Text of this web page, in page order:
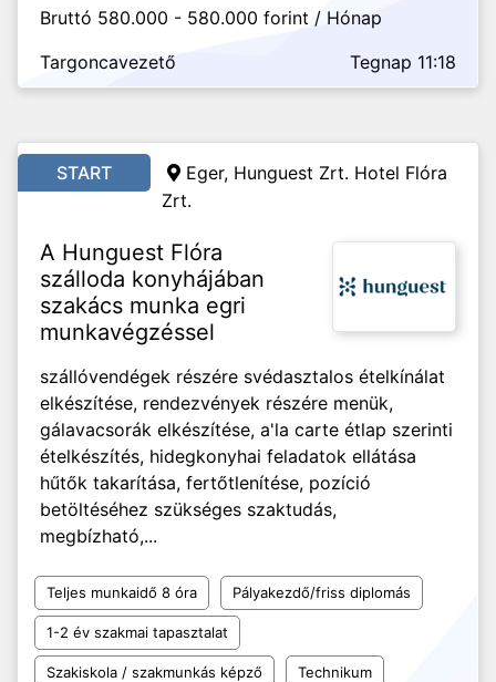
Bruttó 580.000 - 580.000 forint / Hónap
Targoncavezető
Tegnap 11:18
START
Eger, Hunguest Zrt. Hotel Flóra
Zrt.
A Hunguest Flóra
szálloda konyhájában
szakács munka egri
munkavégzéssel
szállóvendégek részére svédasztalos ételkínálat
elkészítése, rendezvények részére menük,
gálavacsorák elkészítése, a'la carte étlap szerinti
ételkészítés, hidegkonyhai feladatok ellátása
hűtők takarítása, fertőtlenítése, pozíció
betöltéséhez szükséges szaktudás,
megbízható,...
Teljes munkaidő 8 óra Pályakezdő/friss diplomás
1-2 év szakmai tapasztalat
Szakiskola / szakmunkás képző Technikum